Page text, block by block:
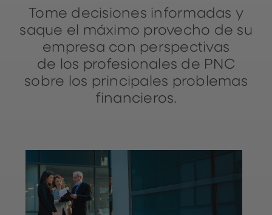
Tome decisiones informadas y
saque el máximo provecho de su
empresa con perspectivas
de los profesionales de PNC
sobre los principales problemas
financieros.